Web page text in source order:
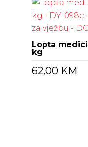
Lopta
kg
62,00 KM